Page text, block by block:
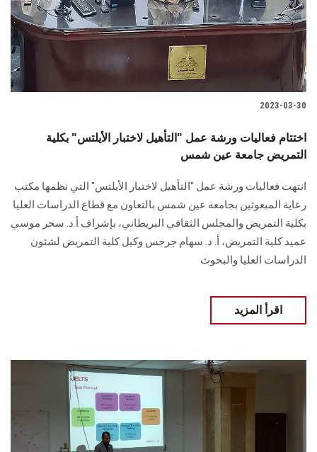
2023-03-30
اختتام فعاليات ورشة عمل "التأهيل لاختبار الأيلتس" بكلية
التمريض جامعة عين شمس
انتهت فعاليات ورشة عمل "التأهيل لاختبار الأيلتس" التي نظمها مكتب
رعاية المبعوثين بجامعة عين شمس بالتعاون مع قطاع الدراسات العليا
بكلية التمريض والمجلس الثقافي البريطاني، بإشراف أ.د. سحر موسي
عميد كلية التمريض، أ. د. سهام جرجس وكيل كلية التمريض لشئون
الدراسات العليا والبحوث
اقرأ المزيد